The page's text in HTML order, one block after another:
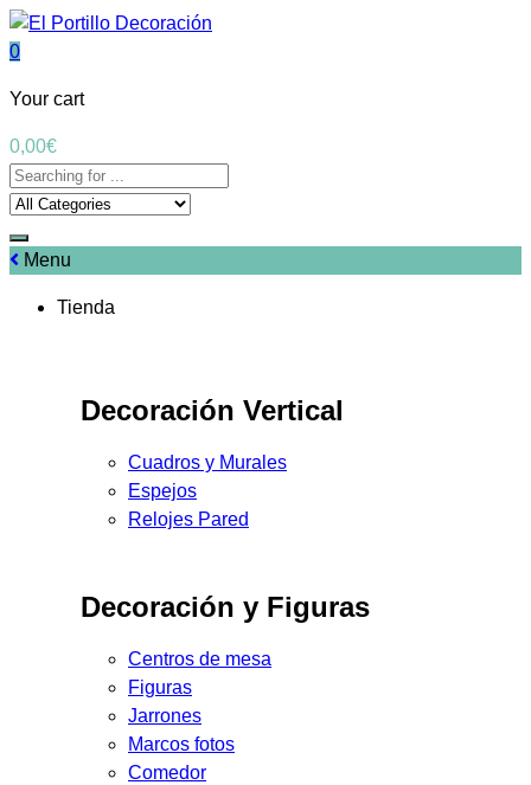
0
Your cart
0,00€
Menu
Tienda
Decoración Vertical
Cuadros y Murales
Espejos
Relojes Pared
Decoración y Figuras
Centros de mesa
Figuras
Jarrones
Marcos fotos
Comedor